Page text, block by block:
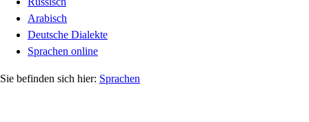
Arabisch
Deutsche Dialekte
Sprachen online
Sprachen